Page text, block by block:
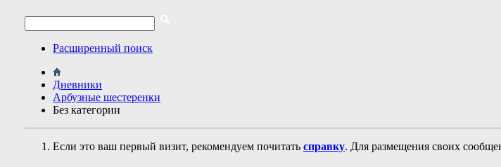
Расширенный поиск
Дневники
Арбузные шестеренки
Без категории
Если это ваш первый визит, рекомендуем почитать справку. Для размещения своих